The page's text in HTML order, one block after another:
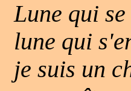
Lune qui
lune qui
je suis un